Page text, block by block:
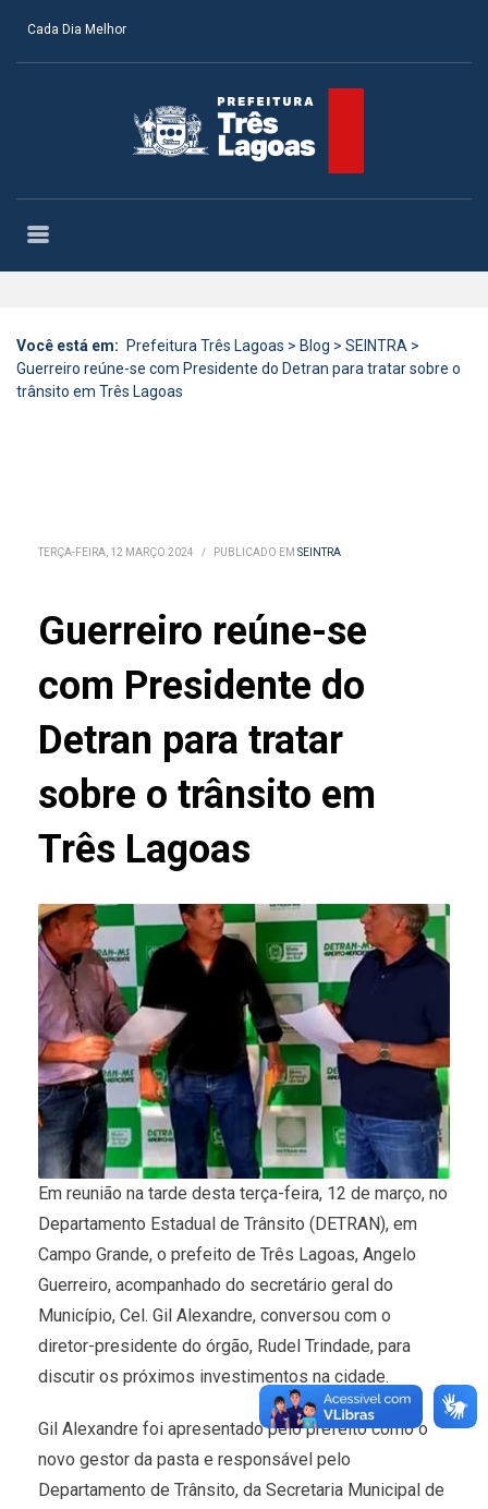
Cada Dia Melhor
Você está em: Prefeitura Três Lagoas > Blog > SEINTRA >
Guerreiro reúne-se com Presidente do Detran para tratar sobre o
trânsito em Três Lagoas
TERÇA-FEIRA, 12 MARÇO 2024 / PUBLICADO EM SEINTRA
Guerreiro reúne-se
com Presidente do
Detran para tratar
sobre o trânsito em
Três Lagoas
Em reunião na tarde desta terça-feira, 12 de março, no
Departamento Estadual de Trânsito (DETRAN), em
Campo Grande, o prefeito de Três Lagoas, Angelo
Guerreiro, acompanhado do secretário geral do
Município, Cel. Gil Alexandre, conversou com o
diretor-presidente do órgão, Rudel Trindade, para
discutir os próximos investimentos na cidade.
Gil Alexandre foi apresentado pelo prefeito como o
novo gestor da pasta e responsável pelo
Departamento de Trânsito, da Secretaria Municipal de